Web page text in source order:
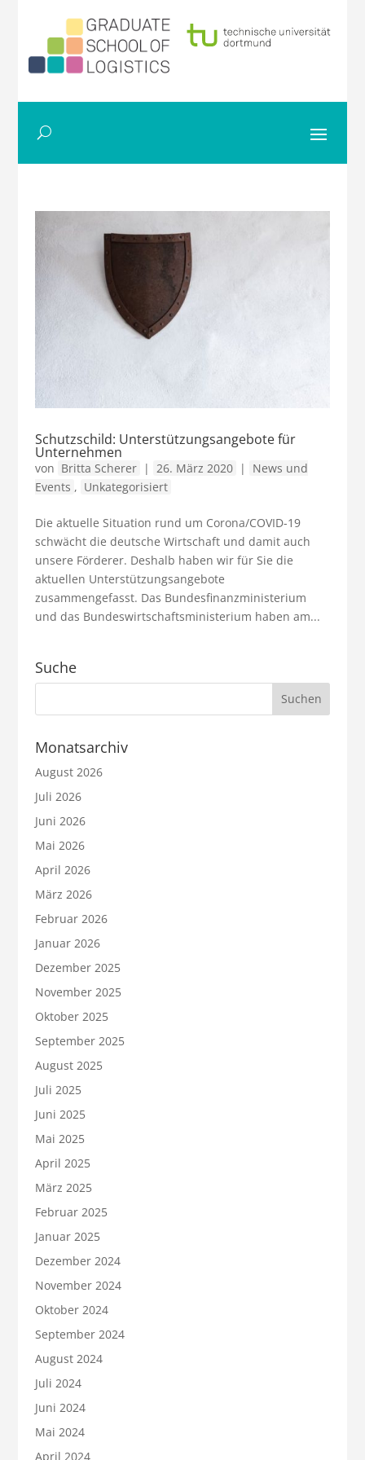
Schutzschild: Unterstützungsangebote für
Unternehmen
von Britta Scherer | 26. März 2020 |
News und
Events , Unkategorisiert
Die aktuelle Situation rund um Corona/COVID-19
schwächt die deutsche Wirtschaft und damit auch
unsere Förderer. Deshalb haben wir für Sie die
aktuellen Unterstützungsangebote
zusammengefasst. Das Bundesfinanzministerium
und das Bundeswirtschaftsministerium haben am...
Suche
Monatsarchiv
August 2026
Juli 2026
Juni 2026
Mai 2026
April 2026
März 2026
Februar 2026
Januar 2026
Dezember 2025
November 2025
Oktober 2025
September 2025
August 2025
Juli 2025
Juni 2025
Mai 2025
April 2025
März 2025
Februar 2025
Januar 2025
Dezember 2024
November 2024
Oktober 2024
September 2024
August 2024
Juli 2024
Juni 2024
Mai 2024
April 2024